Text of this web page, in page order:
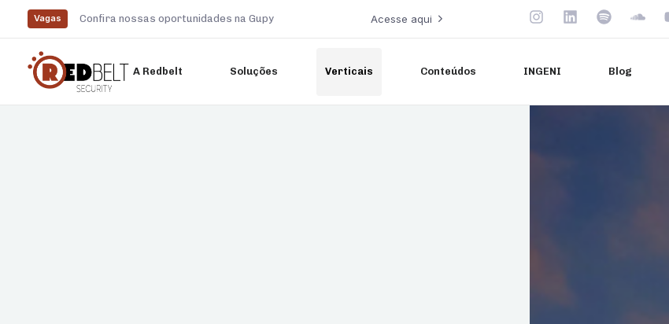
Vagas Confira nossas oportunidades na Gupy Acesse aqui
A Redbelt Soluções Verticais Conteúdos INGENI Blog